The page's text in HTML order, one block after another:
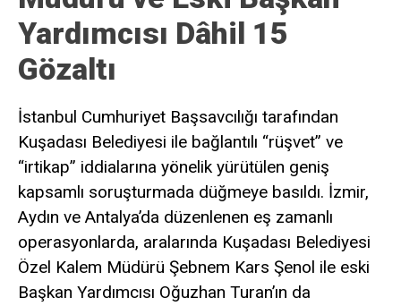
Yardımcısı Dâhil 15
Gözaltı
İstanbul Cumhuriyet Başsavcılığı tarafından
Kuşadası Belediyesi ile bağlantılı “rüşvet” ve
“irtikap” iddialarına yönelik yürütülen geniş
kapsamlı soruşturmada düğmeye basıldı. İzmir,
Aydın ve Antalya’da düzenlenen eş zamanlı
operasyonlarda, aralarında Kuşadası Belediyesi
Özel Kalem Müdürü Şebnem Kars Şenol ile eski
Başkan Yardımcısı Oğuzhan Turan’ın da